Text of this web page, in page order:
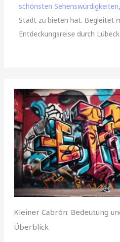
schönsten Sehenswürdigkeiten
Stadt zu bieten hat. Begleitet
Entdeckungsreise durch
Kleiner Cabrón: Bedeutung
Überblick